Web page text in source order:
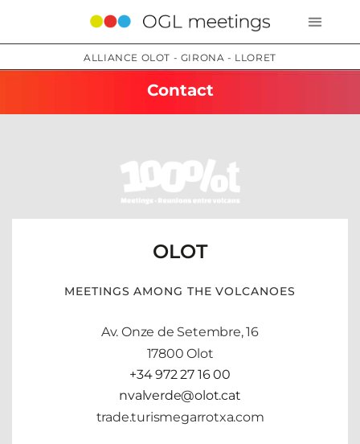
ALLIANCE OLOT - GIRONA - LLORET
Contact
OLOT
MEETINGS AMONG THE VOLCANOES
Av. Onze de Setembre, 16
17800 Olot
+34 972 27 16 00
nvalverde@olot.cat
trade.turismegarrotxa.com